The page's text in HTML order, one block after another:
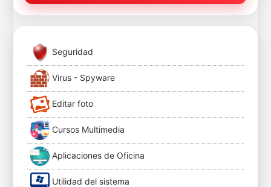
Seguridad
Virus - Spyware
Editar foto
Cursos Multimedia
Aplicaciones de Oficina
Utilidad del sistema